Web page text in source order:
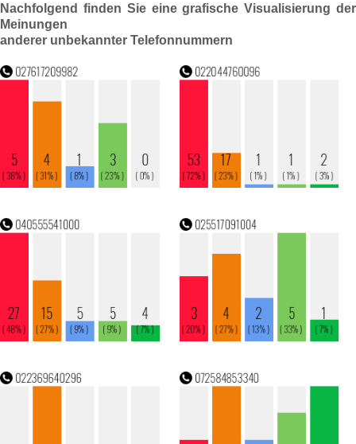
Nachfolgend finden Sie eine grafische Visualisierung der
Meinungen
anderer unbekannter Telefonnummern